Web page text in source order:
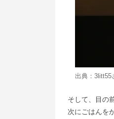
出典： 3litt55
そして、目の
次にごはんを